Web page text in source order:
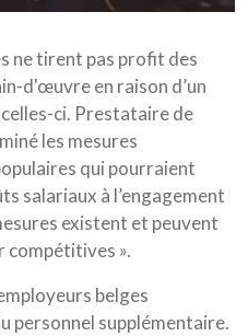
ne tirent pas profit des
d'œuvre en raison d’un
ci. Prestataire de
les mesures
qui pourraient
salariaux à l’engagement
existent et peuvent
compétitives ».
belges
personnel supplémentaire.